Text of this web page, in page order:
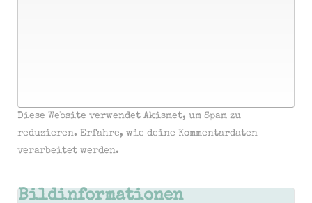
Diese Website verwendet Akismet, um Spam zu
reduzieren. Erfahre, wie deine Kommentardaten
verarbeitet werden.
Bildinformationen